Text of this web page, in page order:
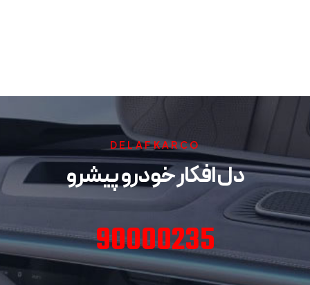
DELAFKARCO
دل افکار خودرو پیشرو
90000235